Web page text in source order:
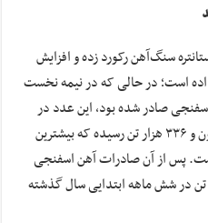
سنگ‌آهن رکورد زده و افزایش
داده است؛ در حالی که در نیمه نخست
هزار تن آهن اسفنجی صادر شده بود، این عدد در
مجموع شش ماهه امسال به سه میلیون و ٣٣۶ هزار تن رسیده که بیشترین
پس از آن صادرات آهن اسفنجی
بیشتر شده و از ٣٢١ هزار تن در شش ماهه ابتدایی سال گذشته